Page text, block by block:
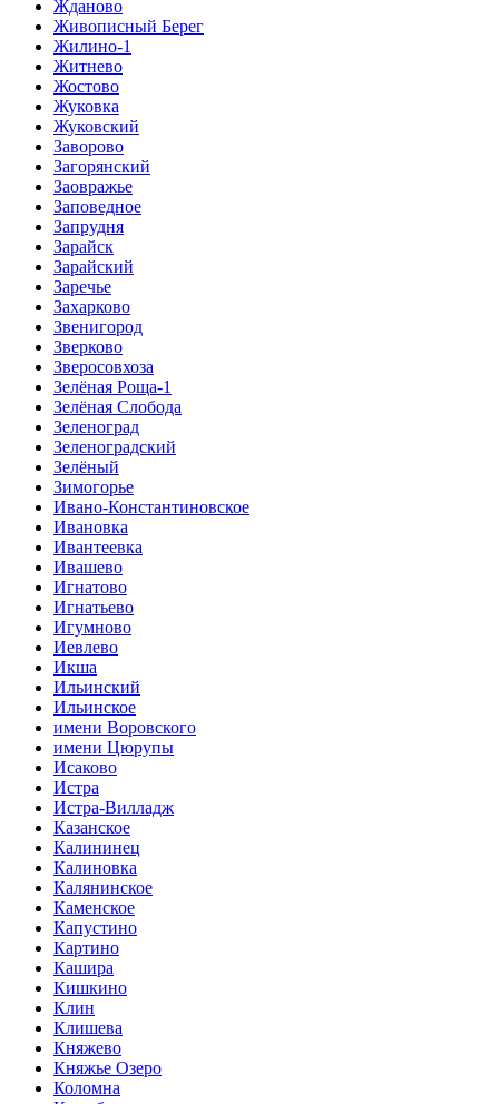
Жданово
Живописный Берег
Жилино-1
Житнево
Жостово
Жуковка
Жуковский
Заворово
Загорянский
Заовражье
Заповедное
Запрудня
Зарайск
Зарайский
Заречье
Захарково
Звенигород
Зверково
Зверосовхоза
Зелёная Роща-1
Зелёная Слобода
Зеленоград
Зеленоградский
Зелёный
Зимогорье
Ивано-Константиновское
Ивановка
Ивантеевка
Ивашево
Игнатово
Игнатьево
Игумново
Иевлево
Икша
Ильинский
Ильинское
имени Воровского
имени Цюрупы
Исаково
Истра
Истра-Вилладж
Казанское
Калининец
Калиновка
Калянинское
Каменское
Капустино
Картино
Кашира
Кишкино
Клин
Клишева
Княжево
Княжье Озеро
Коломна